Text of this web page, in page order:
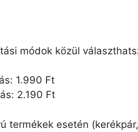
módok közül
1.990 Ft
2.190 Ft
termékek esetén